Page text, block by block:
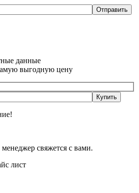
данные
выгодную цену
свяжется с вами.
лист